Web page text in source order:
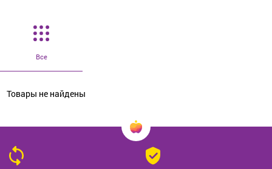
Все
Товары не найдены